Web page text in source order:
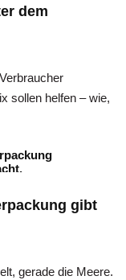
dem
sollen helfen – wie,
gibt
gerade die Meere.